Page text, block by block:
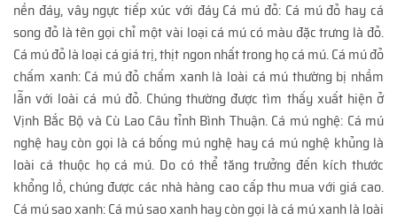
nền đáy, vây ngực tiếp xúc với đáy Cá mú đỏ: Cá mú đỏ hay cá
song đỏ là tên gọi chỉ một vài loại cá mú có màu đặc trưng là đỏ.
Cá mú đỏ là loại cá giá trị, thịt ngon nhất trong họ cá mú. Cá mú đỏ
chấm xanh: Cá mú đỏ chấm xanh là loài cá mú thường bị nhầm
lẫn với loài cá mú đỏ. Chúng thường được tìm thấy xuất hiện ở
Vịnh Bắc Bộ và Cù Lao Câu tỉnh Bình Thuận. Cá mú nghệ: Cá mú
nghệ hay còn gọi là cá bống mú nghệ hay cá mú nghệ khủng là
loài cá thuộc họ cá mú. Do có thể tăng trưởng đến kích thước
khổng lồ, chúng được các nhà hàng cao cấp thu mua với giá cao.
Cá mú sao xanh: Cá mú sao xanh hay còn gọi là cá mú xanh là loài